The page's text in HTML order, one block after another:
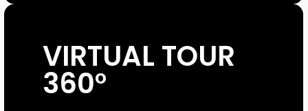
VIRTUAL TOUR
360°